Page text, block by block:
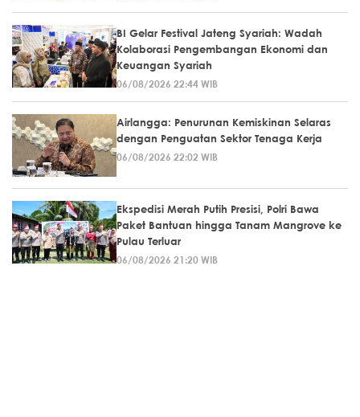
BI Gelar Festival Jateng Syariah: Wadah
Kolaborasi Pengembangan Ekonomi dan
Keuangan Syariah
06/08/2026 22:44 WIB
Airlangga: Penurunan Kemiskinan Selaras
dengan Penguatan Sektor Tenaga Kerja
06/08/2026 22:02 WIB
Ekspedisi Merah Putih Presisi, Polri Bawa
Paket Bantuan hingga Tanam Mangrove ke
Pulau Terluar
06/08/2026 21:20 WIB